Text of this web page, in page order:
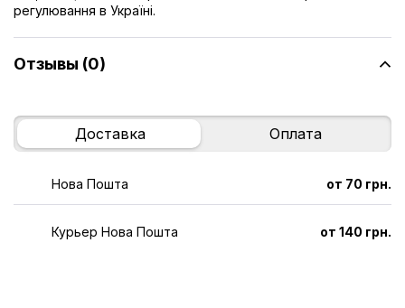
регулювання в Україні.
Отзывы (0)
Доставка Оплата
Нова Пошта от 70 грн.
Курьер Нова Пошта от 140 грн.